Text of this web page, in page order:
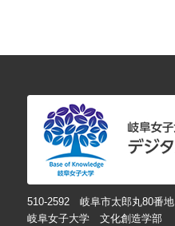
510-2592 岐阜市太郎丸80番地
岐阜女子大学 文化創造学部